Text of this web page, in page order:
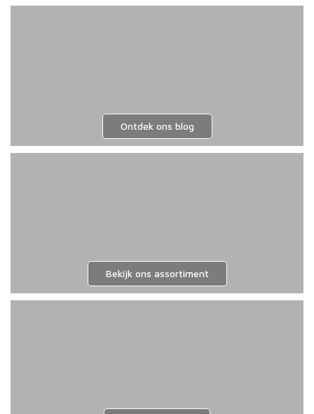
Ontdek ons blog
Bekijk ons assortiment